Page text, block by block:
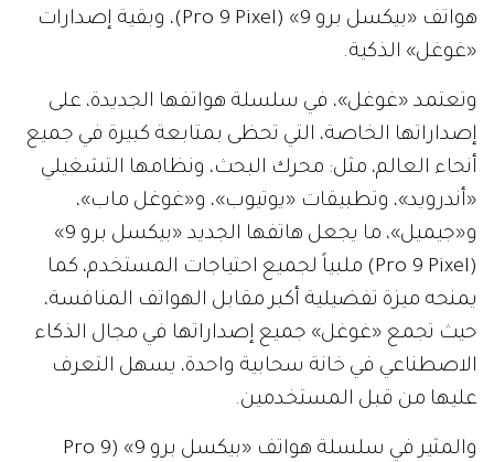
هواتف «بيكسل برو 9» (Pro 9 Pixel)، وبقية إصدارات
«غوغل» الذكية.
وتعتمد «غوغل»، في سلسلة هواتفها الجديدة، على
إصداراتها الخاصة، التي تحظى بمتابعة كبيرة في جميع
أنحاء العالم، مثل: محرك البحث، ونظامها التشغيلي
«أندرويد»، وتطبيقات «يوتيوب»، و«غوغل ماب»،
و«جيميل»، ما يجعل هاتفها الجديد «بيكسل برو 9»
(Pro 9 Pixel) ملبياً لجميع احتياجات المستخدم، كما
يمنحه ميزة تفضيلية أكبر مقابل الهواتف المنافسة،
حيث تجمع «غوغل» جميع إصداراتها في مجال الذكاء
الاصطناعي في خانة سحابية واحدة، يسهل التعرف
عليها من قبل المستخدمين.
والمثير في سلسلة هواتف «بيكسل برو 9» (Pro 9